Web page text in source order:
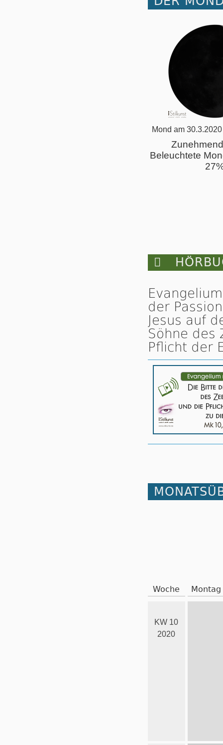
Mond am
Beleuchtete

der
Jesus auf
Söhne des
Pflicht der
Woche Montag
KW 10
2020